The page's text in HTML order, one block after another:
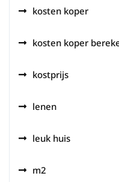
kosten koper
kosten koper
kostprijs
lenen
leuk huis
m2